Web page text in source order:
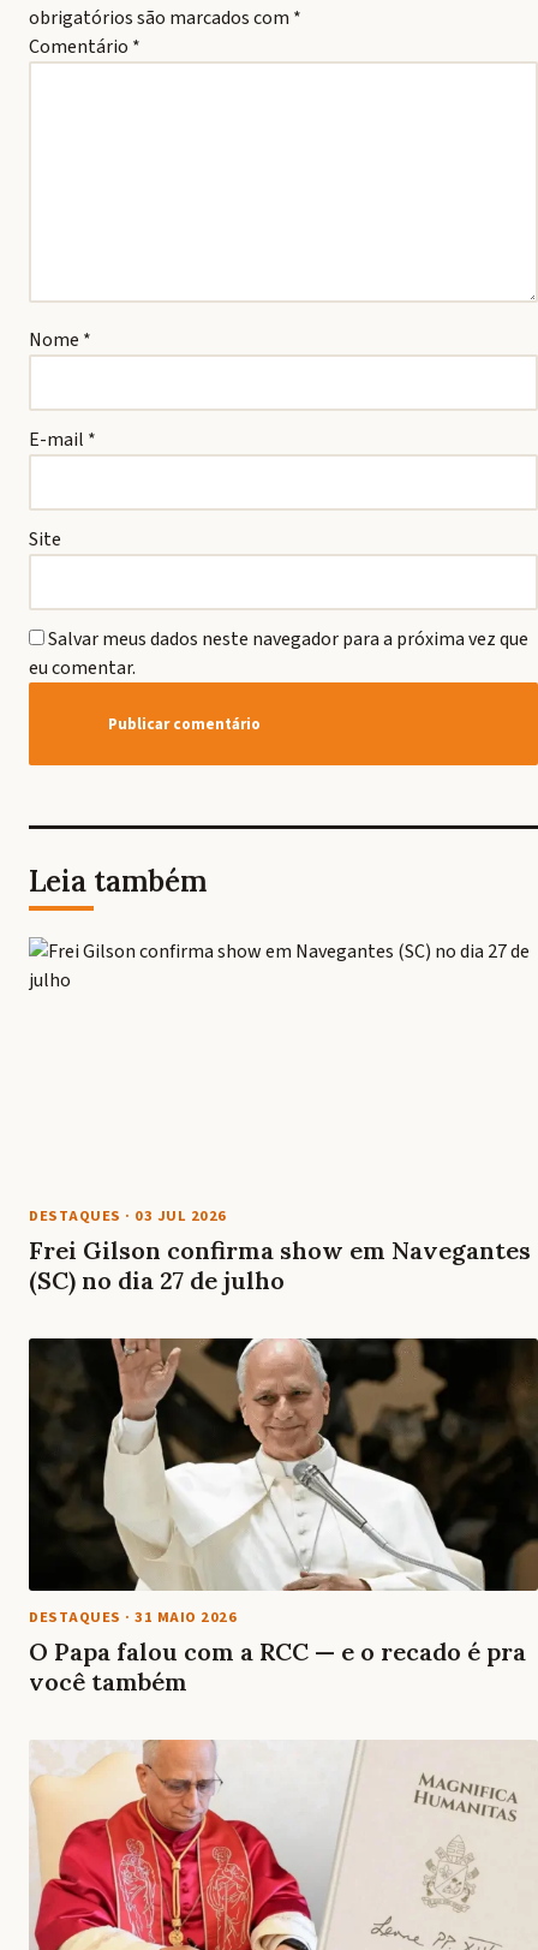
obrigatórios são marcados com *
Comentário *
Nome *
E-mail *
Site
Salvar meus dados neste navegador para a próxima vez que
eu comentar.
Leia também
DESTAQUES · 03 JUL 2026
Frei Gilson confirma show em Navegantes
(SC) no dia 27 de julho
DESTAQUES · 31 MAIO 2026
O Papa falou com a RCC — e o recado é pra
você também